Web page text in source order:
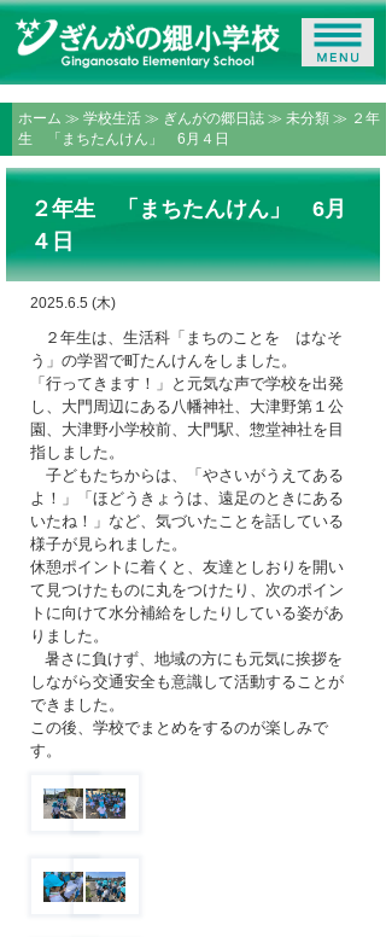
ホーム ≫ 学校生活 ≫ ぎんがの郷日誌 ≫ 未分類 ≫ ２年
生 「まちたんけん」 6月４日
２年生 「まちたんけん」 6月
４日
2025.6.5 (木)
２年生は、生活科「まちのことを はなそ
う」の学習で町たんけんをしました。
「行ってきます！」と元気な声で学校を出発
し、大門周辺にある八幡神社、大津野第１公
園、大津野小学校前、大門駅、惣堂神社を目
指しました。
子どもたちからは、「やさいがうえてある
よ！」「ほどうきょうは、遠足のときにある
いたね！」など、気づいたことを話している
様子が見られました。
休憩ポイントに着くと、友達としおりを開い
て見つけたものに丸をつけたり、次のポイン
トに向けて水分補給をしたりしている姿があ
りました。
暑さに負けず、地域の方にも元気に挨拶を
しながら交通安全も意識して活動することが
できました。
この後、学校でまとめをするのが楽しみで
す。